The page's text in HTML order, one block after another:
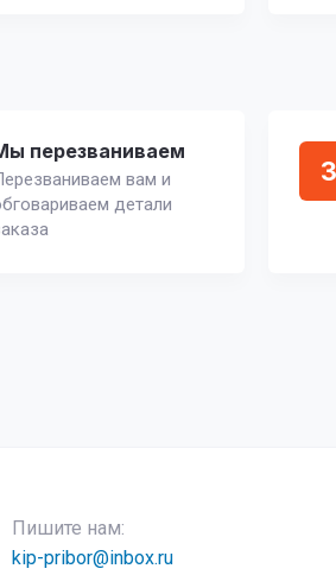
перезваниваем
вам и
детали
3
Пишите нам:
kip-pribor@inbox.ru